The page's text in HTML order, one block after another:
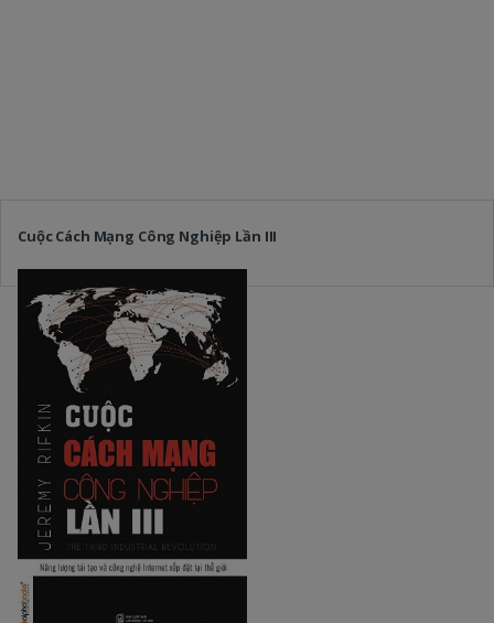
Cuộc Cách Mạng Công Nghiệp Lần III